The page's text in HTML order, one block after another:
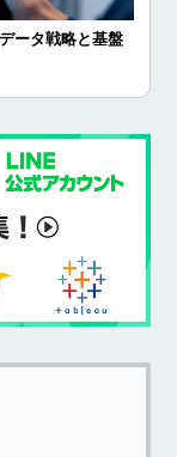
ータ戦略と基盤